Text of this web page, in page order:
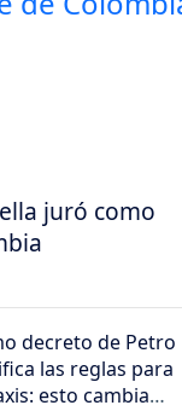
juró como
decreto de Petro
las reglas para
esto cambia